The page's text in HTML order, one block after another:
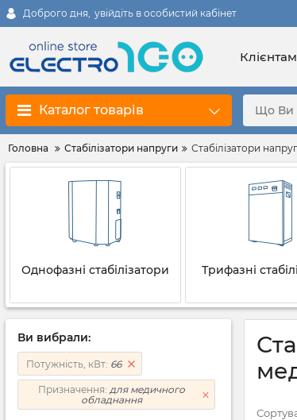
Доброго дня, увійдіть в особистий кабінет
Клієнтам
Каталог товарів
Головна Стабілізатори напруги Стабілізатори
Однофазні стабілізатори Трифазні
Ви вибрали:
Потужність, кВт: 66
Призначення: для медичного
обладнання